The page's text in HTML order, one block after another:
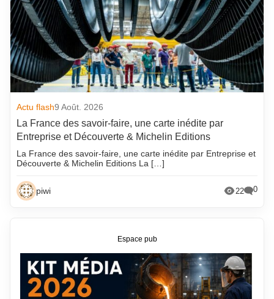
Actu flash9 Août. 2026
La France des savoir-faire, une carte inédite par
Entreprise et Découverte & Michelin Editions
La France des savoir-faire, une carte inédite par Entreprise et
Découverte & Michelin Editions La […]
piwi 22 0
Espace pub